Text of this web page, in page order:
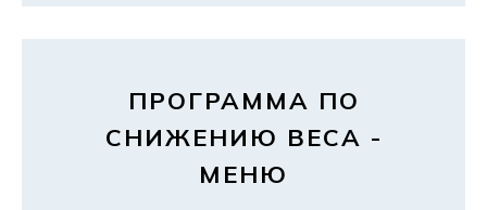
ПРОГРАММА ПО
СНИЖЕНИЮ ВЕСА -
МЕНЮ